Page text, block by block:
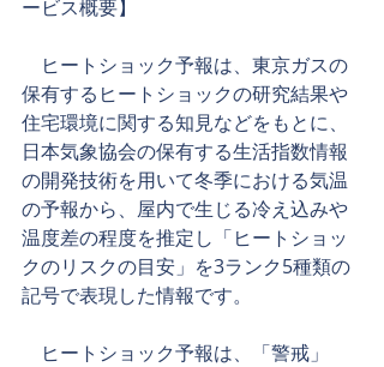
ービス概要】
ヒートショック予報は、東京ガスの
保有するヒートショックの研究結果や
住宅環境に関する知見などをもとに、
日本気象協会の保有する生活指数情報
の開発技術を用いて冬季における気温
の予報から、屋内で生じる冷え込みや
温度差の程度を推定し「ヒートショッ
クのリスクの目安」を3ランク5種類の
記号で表現した情報です。
ヒートショック予報は、「警戒」